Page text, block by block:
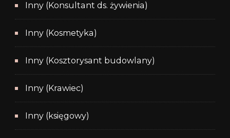
Inny (Konsultant ds. żywienia)
Inny (Kosmetyka)
Inny (Kosztorysant budowlany)
Inny (Krawiec)
Inny (księgowy)